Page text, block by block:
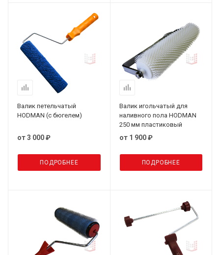
Валик петельчатый
HODMAN (с бюгелем)
от3 000 ₽
ПОДРОБНЕЕ
Валик игольчатый для
наливного пола HODMAN
250 мм пластиковый
от 1 900 ₽
ПОДРОБНЕЕ